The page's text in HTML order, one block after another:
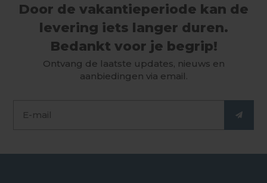
Door de vakantieperiode kan de
levering iets langer duren.
Bedankt voor je begrip!
Ontvang de laatste updates, nieuws en
aanbiedingen via email.